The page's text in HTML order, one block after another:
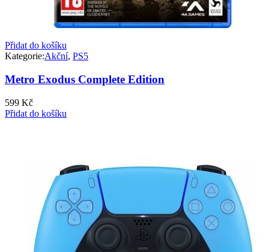
Přidat do košíku
Kategorie:Akční, PS5
Metro Exodus Complete Edition
599 Kč
Přidat do košíku